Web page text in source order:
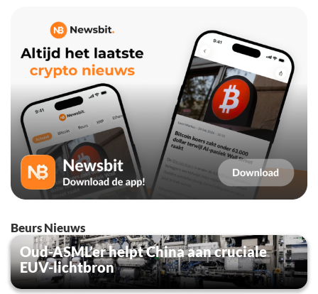
Beurs Nieuws
Oud-ASML’er helpt China aan cruciale
EUV-lichtbron